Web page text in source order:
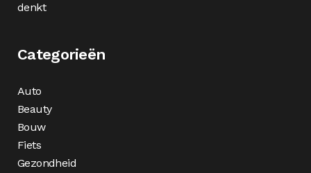
denkt
Categorieën
Auto
Beauty
Bouw
Fiets
Gezondheid